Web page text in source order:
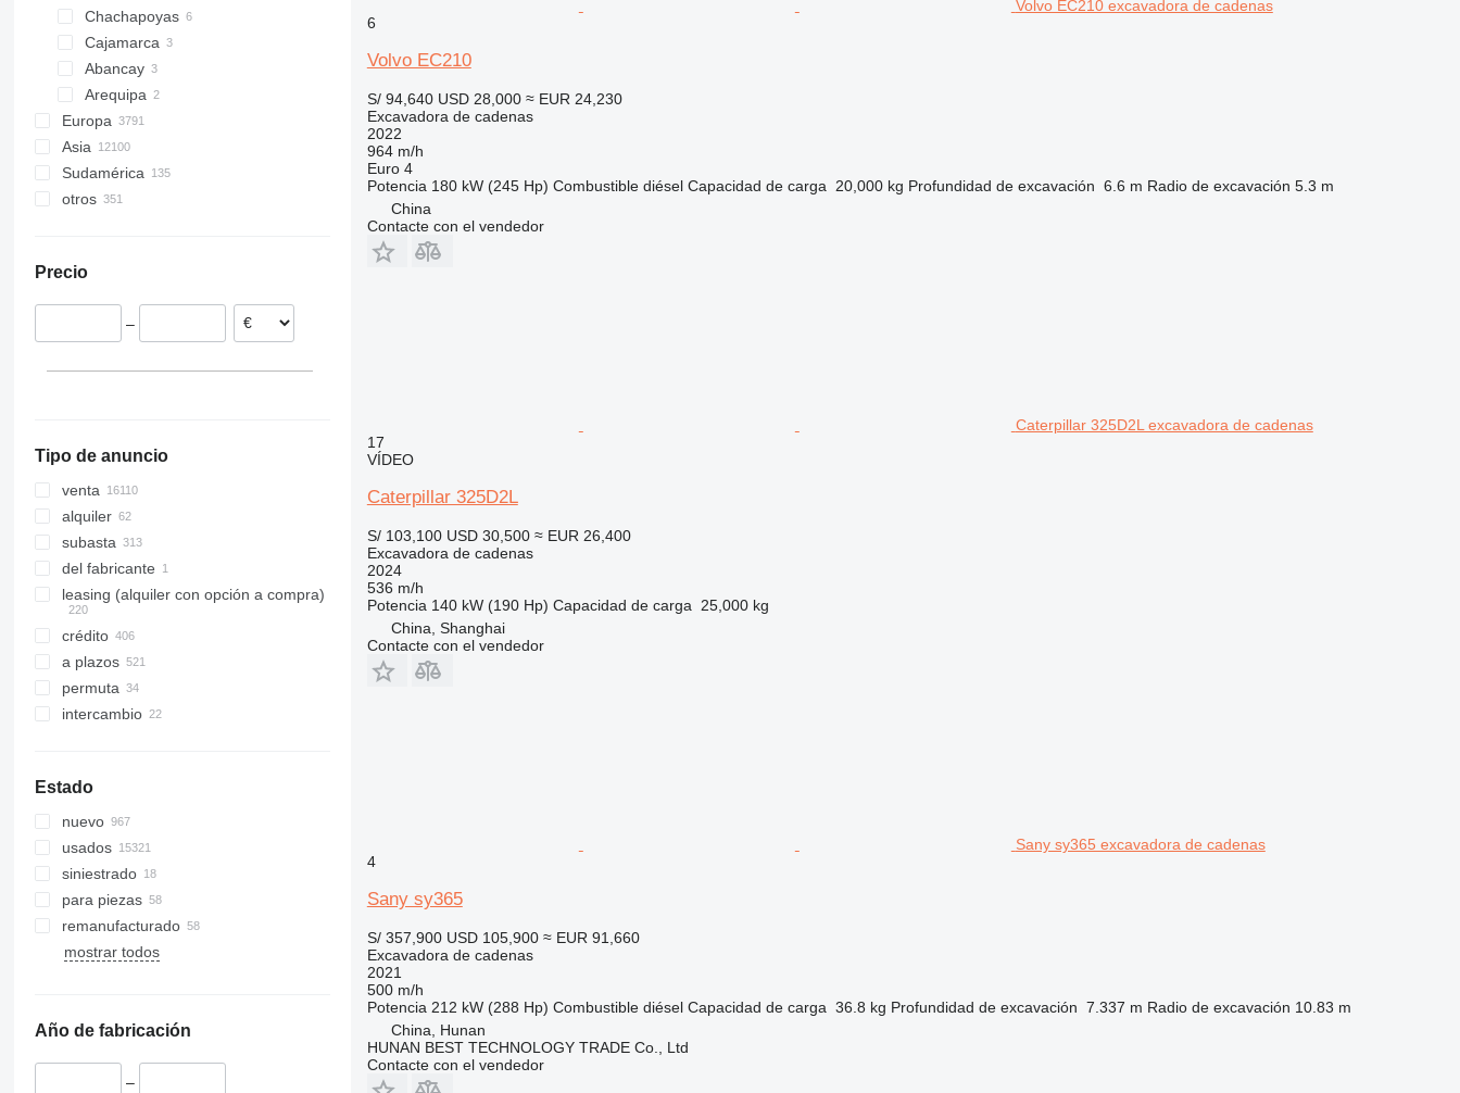
317
318
319
320
321
322
323
324
329
330
365
374
375
390
395
C-series
D series
E-series
F-series
GC
M-series
NXT
Chachapoyas
Cajamarca
Abancay
Arequipa
Europa
Países Bajos
Polonia
Alemania
España
Italia
Asia
China
India
Georgia
Kirguistán
Sudamérica
Chile
Ecuador
Uruguay
otros
Nigeria
Camerún
Precio
–
Tipo de anuncio
venta
alquiler
subasta
del fabricante
leasing (alquiler con opción a compra)
crédito
a plazos
permuta
intercambio
Estado
nuevo
usados
siniestrado
para piezas
remanufacturado
mostrar todos
Año de fabricación
–
Volvo EC210 excavadora de cadenas
6
Volvo EC210
S/ 94,640 USD 28,000 ≈ EUR 24,230
Excavadora de cadenas
2022
964 m/h
Euro 4
Potencia 180 kW (245 Hp) Combustible diésel Capacidad de carga 20,000 kg Profundidad de excavación 6.6 m Radio de excavación 5.3 m
China
Contacte con el vendedor
Caterpillar 325D2L excavadora de cadenas
17
VÍDEO
Caterpillar 325D2L
S/ 103,100 USD 30,500 ≈ EUR 26,400
Excavadora de cadenas
2024
536 m/h
Potencia 140 kW (190 Hp) Capacidad de carga
25,000 kg
China, Shanghai
Contacte con el vendedor
Sany sy365 excavadora de cadenas
4
Sany sy365
S/ 357,900 USD 105,900 ≈ EUR 91,660
Excavadora de cadenas
2021
500 m/h
Potencia 212 kW (288 Hp) Combustible diésel Capacidad de carga 36.8 kg Profundidad de excavación 7.337 m Radio de excavación 10.83 m
China, Hunan
HUNAN BEST TECHNOLOGY TRADE Co., Ltd
Contacte con el vendedor